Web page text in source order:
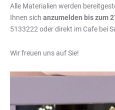
Alle Materialien werden
Ihnen sich anzumelden bis zum
5133222 oder direkt im Cafe bei
Wir freuen uns auf Sie!